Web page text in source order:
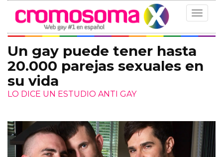
Toggle
Un gay puede tener hasta
20.000 parejas sexuales en
su vida
LO DICE UN ESTUDIO ANTI GAY